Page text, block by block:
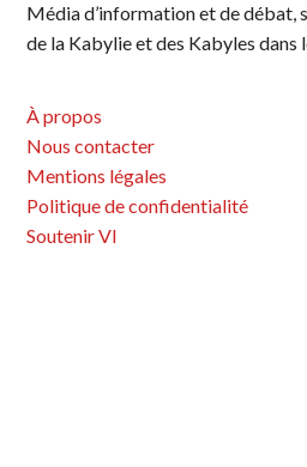
Média d’information et de débat,
de la Kabylie et des Kabyles dans
À propos
Nous contacter
Mentions légales
Politique de confidentialité
Soutenir VI